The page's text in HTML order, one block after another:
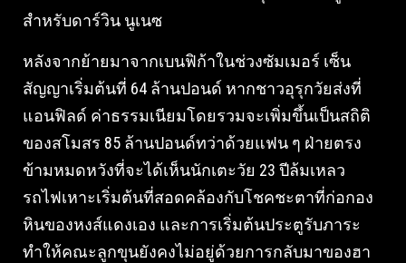
สำหรับดาร์วิน นูเนซ
หลังจากย้ายมาจากเบนฟิก้าในช่วงซัมเมอร์ เซ็น
สัญญาเริ่มต้นที่ 64 ล้านปอนด์ หากชาวอุรุกวัยส่งที่
แอนฟิลด์ ค่าธรรมเนียมโดยรวมจะเพิ่มขึ้นเป็นสถิติ
ของสโมสร 85 ล้านปอนด์ทว่าด้วยแฟน ๆ ฝ่ายตรง
ข้ามหมดหวังที่จะได้เห็นนักเตะวัย 23 ปีล้มเหลว
รถไฟเหาะเริ่มต้นที่สอดคล้องกับโชคชะตาที่ก่อกอง
หินของหงส์แดงเอง และการเริ่มต้นประตูรับภาระ
ทำให้คณะลูกขุนยังคงไม่อยู่ด้วยการกลับมาของฮา